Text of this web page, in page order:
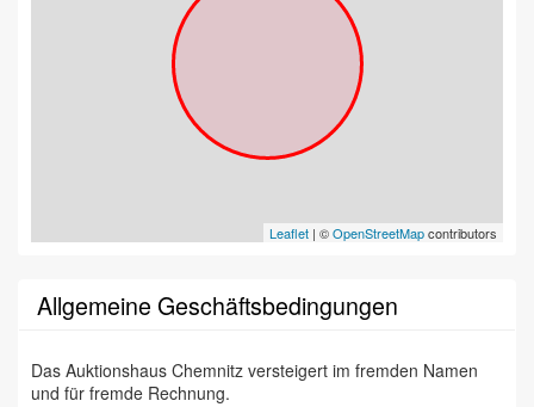
Leaflet | ©OpenStreetMapcontributors
Allgemeine Geschäftsbedingungen
Das Auktionshaus Chemnitz versteigert im fremden Namen
und für fremde Rechnung.